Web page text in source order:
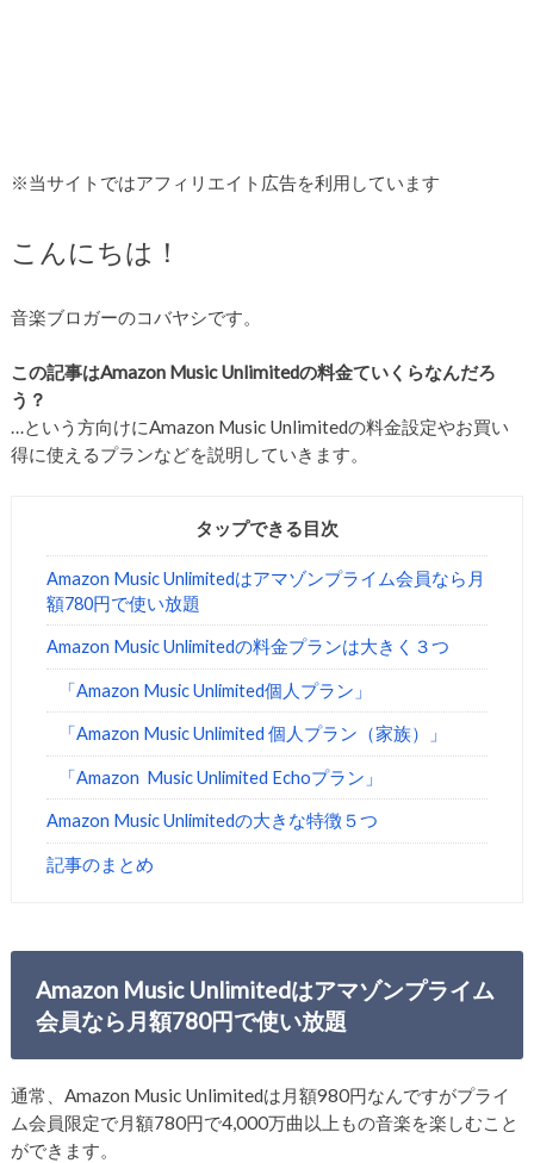
※当サイトではアフィリエイト広告を利用しています
こんにちは！
音楽ブロガーのコバヤシです。
この記事はAmazon Music Unlimitedの料金ていくらなんだろ
う？
…という方向けにAmazon Music Unlimitedの料金設定やお買い
得に使えるプランなどを説明していきます。
タップできる目次
Amazon Music Unlimitedはアマゾンプライム会員なら月
額780円で使い放題
Amazon Music Unlimitedの料金プランは大きく３つ
「Amazon Music Unlimited個人プラン」
「Amazon Music Unlimited 個人プラン（家族）」
「Amazon Music Unlimited Echoプラン」
Amazon Music Unlimitedの大きな特徴５つ
記事のまとめ
Amazon Music Unlimitedはアマゾンプライム
会員なら月額780円で使い放題
通常、Amazon Music Unlimitedは月額980円なんですがプライ
ム会員限定で月額780円で4,000万曲以上もの音楽を楽しむこと
ができます。